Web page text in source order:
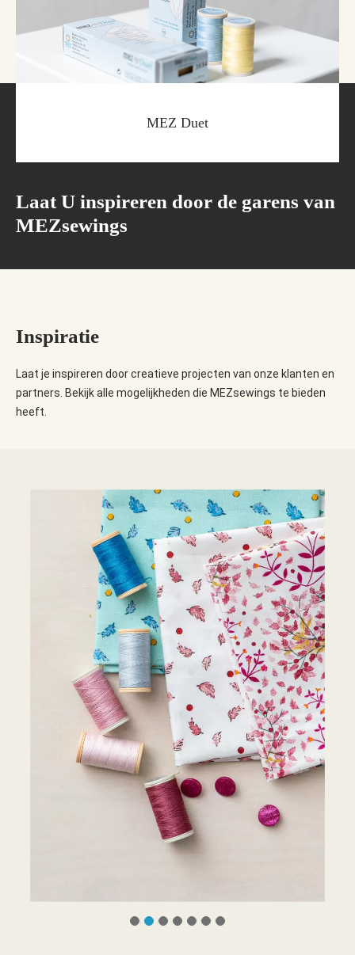
MEZ Duet
Laat U inspireren door de garens van
MEZsewings
Inspiratie
Laat je inspireren door creatieve projecten van onze klanten en
partners. Bekijk alle mogelijkheden die MEZsewings te bieden
heeft.